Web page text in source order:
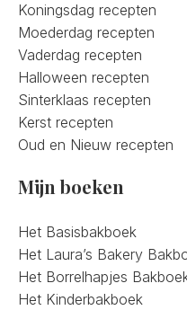
Koningsdag recepten
Moederdag recepten
Vaderdag recepten
Halloween recepten
Sinterklaas recepten
Kerst recepten
Oud en Nieuw recepten
Mijn boeken
Het Basisbakboek
Het Laura’s Bakery
Het Borrelhapjes
Het Kinderbakboek